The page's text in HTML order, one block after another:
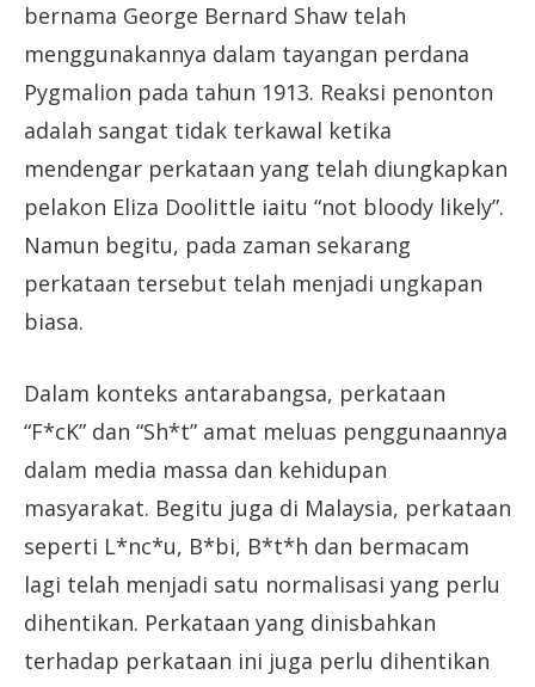
bernama George Bernard Shaw telah
menggunakannya dalam tayangan perdana
Pygmalion pada tahun 1913. Reaksi penonton
adalah sangat tidak terkawal ketika
mendengar perkataan yang telah diungkapkan
pelakon Eliza Doolittle iaitu “not bloody likely”.
Namun begitu, pada zaman sekarang
perkataan tersebut telah menjadi ungkapan
biasa.
Dalam konteks antarabangsa, perkataan
“F*cK” dan “Sh*t” amat meluas penggunaannya
dalam media massa dan kehidupan
masyarakat. Begitu juga di Malaysia, perkataan
seperti L*nc*u, B*bi, B*t*h dan bermacam
lagi telah menjadi satu normalisasi yang perlu
dihentikan. Perkataan yang dinisbahkan
terhadap perkataan ini juga perlu dihentikan